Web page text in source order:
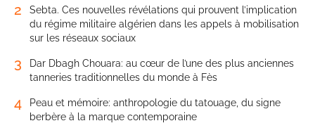
2
Sebta. Ces nouvelles révélations qui prouvent l’implication
du régime militaire algérien dans les appels à mobilisation
sur les réseaux sociaux
3
Dar Dbagh Chouara: au cœur de l’une des plus anciennes
tanneries traditionnelles du monde à Fès
4
Peau et mémoire: anthropologie du tatouage, du signe
berbère à la marque contemporaine